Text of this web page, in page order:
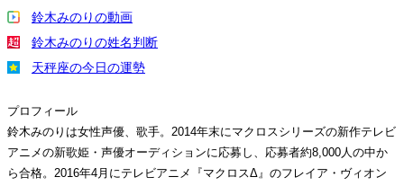
鈴木みのりの動画
鈴木みのりの姓名判断
天秤座の今日の運勢
プロフィール
鈴木みのりは女性声優、歌手。2014年末にマクロスシリーズの新作テレビ
アニメの新歌姫・声優オーディションに応募し、応募者約8,000人の中か
ら合格。2016年4月にテレビアニメ『マクロスΔ』のフレイア・ヴィオン